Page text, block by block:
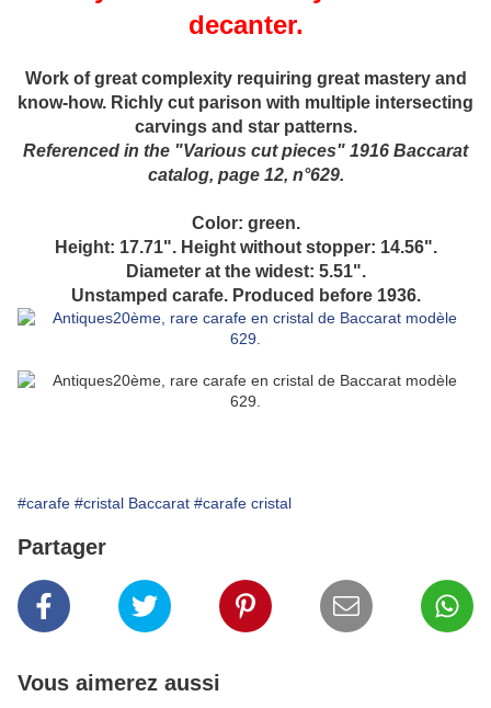
decanter.
Work of great complexity requiring great mastery and
know-how. Richly cut parison with multiple intersecting
carvings and star patterns.
Referenced in the "Various cut pieces" 1916 Baccarat
catalog, page 12, n°629.
Color: green.
Height: 17.71". Height without stopper: 14.56".
Diameter at the widest: 5.51".
Unstamped carafe. Produced before 1936.
#carafe #cristal Baccarat #carafe cristal
Partager
Vous aimerez aussi